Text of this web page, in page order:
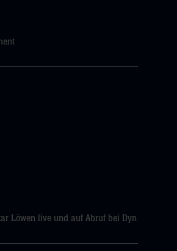
Löwen live und auf Abruf bei Dyn